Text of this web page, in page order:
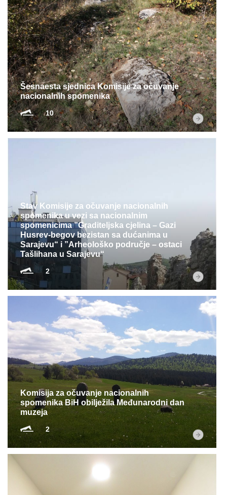
Šesnaesta sjednica Komisije za očuvanje
nacionalnih spomenika
10
Stav Komisije za očuvanje nacionalnih
spomenika u vezi sa nacionalnim
spomenicima ”Graditeljska cjelina – Gazi
Husrev-begov bezistan sa dućanima u
Sarajevu“ i ”Arheološko područje – ostaci
Tašlihana u Sarajevu“
2
Komisija za očuvanje nacionalnih
spomenika BiH obilježila Međunarodni dan
muzeja
2